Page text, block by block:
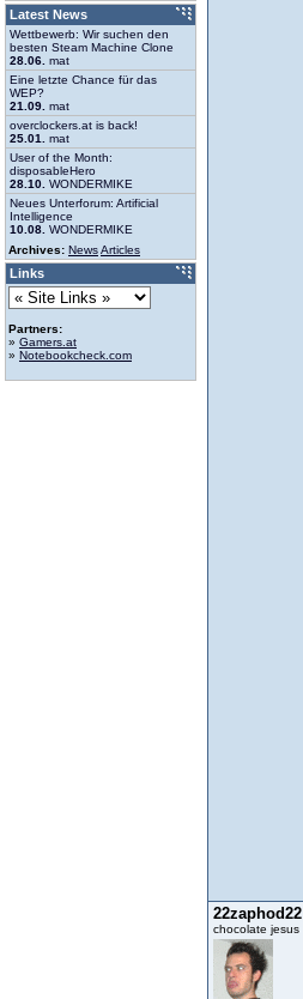
22zaphod22
chocolate jesus
Latest News
Wettbewerb: Wir suchen den
besten Steam Machine Clone
28.06. mat
Eine letzte Chance für das
WEP?
21.09. mat
overclockers.at is back!
25.01.
mat
User of the Month:
disposableHero
28.10. WONDERMIKE
Neues Unterforum: Artificial
Intelligence
10.08. WONDERMIKE
Archives: NewsArticles
Links
Partners:
» Gamers.at
» Notebookcheck.com